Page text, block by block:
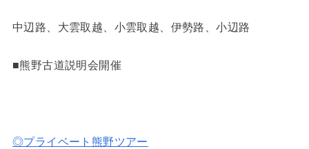
中辺路、大雲取越、小雲取越、伊勢路、小辺路
■熊野古道説明会開催
◎プライベート熊野ツアー